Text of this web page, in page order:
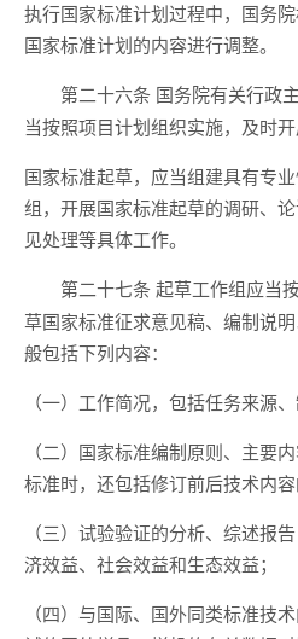
执行国家标准计划过程中，国务
国家标准计划的内容进行调整。
第二十六条 国务院有关行政
当按照项目计划组织实施，及时开
国家标准起草，应当组建具有专
组，开展国家标准起草的调研、
见处理等具体工作。
第二十七条 起草工作组应当
草国家标准征求意见稿、编制说
般包括下列内容：
（一）工作简况，包括任务来源
（二）国家标准编制原则、主要
标准时，还包括修订前后技术内容
（三）试验验证的分析、综述报
济效益、社会效益和生态效益；
（四）与国际、国外同类标准技